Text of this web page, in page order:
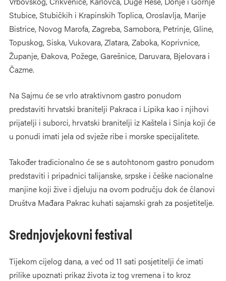
Stubice, Stubičkih i Krapinskih Toplica, Oroslavlja, Marije
Bistrice, Novog Marofa, Zagreba, Samobora, Petrinje, Gline,
Topuskog, Siska, Vukovara, Zlatara, Zaboka, Koprivnice,
Županje, Đakova, Požege, Garešnice, Daruvara, Bjelovara i
Čazme.
Na Sajmu će se vrlo atraktivnom gastro ponudom
predstaviti hrvatski branitelji Pakraca i Lipika kao i njihovi
prijatelji i suborci, hrvatski branitelji iz Kaštela i Sinja koji će
u ponudi imati jela od svježe ribe i morske specijalitete.
Također tradicionalno će se s autohtonom gastro ponudom
predstaviti i pripadnici talijanske, srpske i češke nacionalne
manjine koji žive i djeluju na ovom području dok će članovi
Društva Mađara Pakrac kuhati sajamski grah za posjetitelje.
Srednjovjekovni festival
Tijekom cijelog dana, a već od 11 sati posjetitelji će imati
prilike upoznati prikaz života iz tog vremena i to kroz